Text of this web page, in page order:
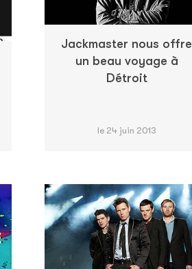
Jackmaster nous offre
un beau voyage à
Détroit
le 24 juin 2013